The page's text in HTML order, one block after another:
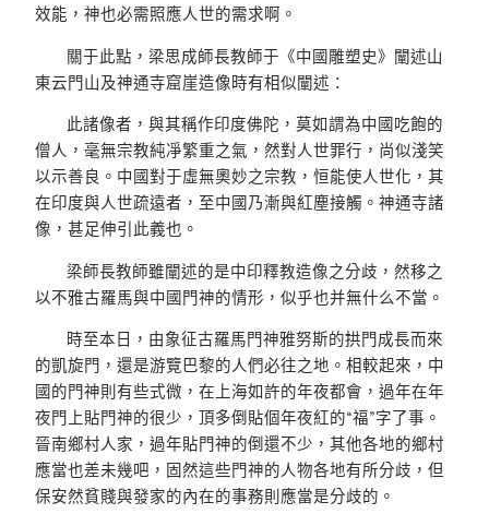
效能，神也必需照應人世的需求啊。
關于此點，梁思成師長教師于《中國雕塑史》闡述山
東云門山及神通寺窟崖造像時有相似闡述：
此諸像者，與其稱作印度佛陀，莫如謂為中國吃飽的
僧人，毫無宗教純凈繁重之氣，然對人世罪行，尚似淺笑
以示善良。中國對于虛無奧妙之宗教，恒能使人世化，其
在印度與人世疏遠者，至中國乃漸與紅塵接觸。神通寺諸
像，甚足伸引此義也。
梁師長教師雖闡述的是中印釋教造像之分歧，然移之
以不雅古羅馬與中國門神的情形，似乎也并無什么不當。
時至本日，由象征古羅馬門神雅努斯的拱門成長而來
的凱旋門，還是游覽巴黎的人們必往之地。相較起來，中
國的門神則有些式微，在上海如許的年夜都會，過年在年
夜門上貼門神的很少，頂多倒貼個年夜紅的“福”字了事。
晉南鄉村人家，過年貼門神的倒還不少，其他各地的鄉村
應當也差未幾吧，固然這些門神的人物各地有所分歧，但
保安然貧賤與發家的內在的事務則應當是分歧的。